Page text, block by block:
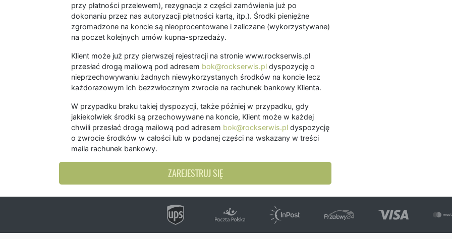
przy płatności przelewem), rezygnacja z części zamówienia już po
dokonaniu przez nas autoryzacji płatności kartą, itp.). Środki pieniężne
zgromadzone na koncie są nieoprocentowane i zaliczane (wykorzystywane)
na poczet kolejnych umów kupna-sprzedaży.
Klient może już przy pierwszej rejestracji na stronie www.rockserwis.pl
przesłać drogą mailową pod adresem bok@rockserwis.pl dyspozycję o
nieprzechowywaniu żadnych niewykorzystanych środków na koncie lecz
każdorazowym ich bezzwłocznym zwrocie na rachunek bankowy Klienta.
W przypadku braku takiej dyspozycji, także później w przypadku, gdy
jakiekolwiek środki są przechowywane na koncie, Klient może w każdej
chwili przesłać drogą mailową pod adresem bok@rockserwis.pl dyspozycję
o zwrocie środków w całości lub w podanej części na wskazany w treści
maila rachunek bankowy.
ZAREJESTRUJ SIĘ